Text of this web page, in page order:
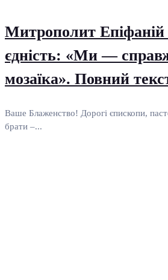
Митрополит Епіфаній
єдність: «Ми —
мозаїка». Повний
Ваше Блаженство! Дорогі єпископи,
брати –...